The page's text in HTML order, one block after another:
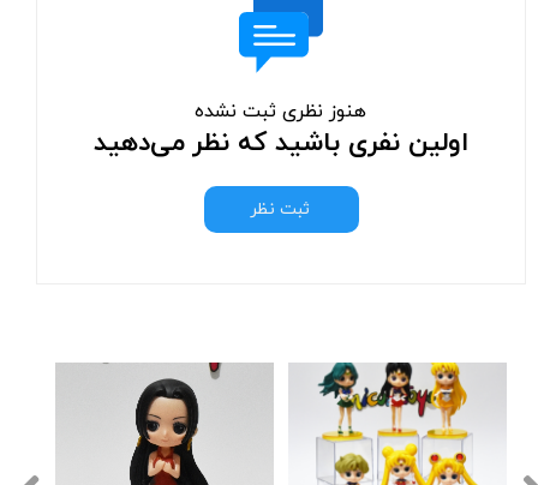
هنوز نظری ثبت نشده
اولین نفری باشید که نظر می‌دهید
ثبت نظر